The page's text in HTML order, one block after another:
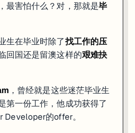
最害怕什么？对，那就是毕
生在毕业时除了找工作的压
回国还是留澳这样的艰难抉
，曾经就是这些迷茫毕业生
第一份工作，他成功获得了
Developer的offer。